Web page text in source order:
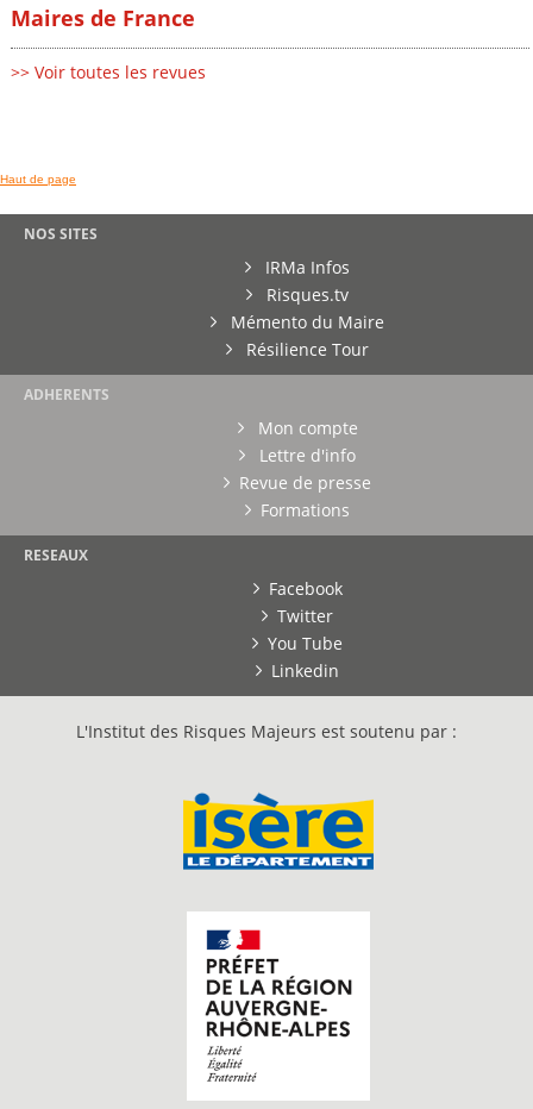
Maires de France
>> Voir toutes les revues
Haut de page
NOS SITES
IRMa Infos
Risques.tv
Mémento du Maire
Résilience Tour
ADHERENTS
Mon compte
Lettre d'info
Revue de presse
Formations
RESEAUX
Facebook
Twitter
You Tube
Linkedin
L'Institut des Risques Majeurs est soutenu par :